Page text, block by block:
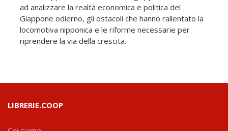
ad analizzare la realtà economica e politica del
Giappone odierno, gli ostacoli che hanno rallentato la
locomotiva nipponica e le riforme necessarie per
riprendere la via della crescita.
LIBRERIE.COOP